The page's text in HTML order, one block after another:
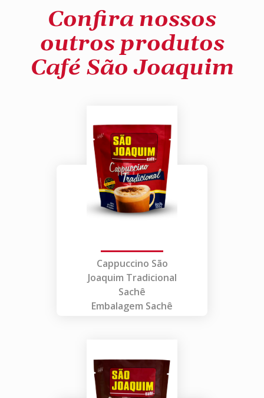
Confira nossos
outros produtos
Café São Joaquim
Cappuccino São
Joaquim Tradicional
Sachê
Embalagem Sachê